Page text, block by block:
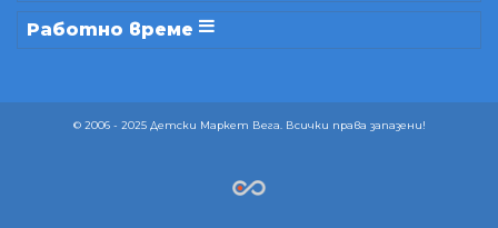
Работно време
© 2006 - 2025 Детски Маркет Вега. Всички права запазени!